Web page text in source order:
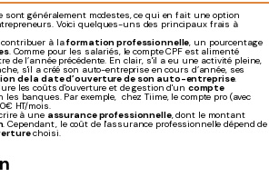
généralement modestes, ce qui en fait une option
Voici quelques-uns des principaux frais à
contribuer à laformation professionnelle, un pourcentage
. Comme pour les salariés, le compte CPF est alimenté
de l’année précédente. En clair, s'il a eu une activité pleine,
s'il a créé son auto-entreprise en cours d’année, ses
de la date d’ouverture de son auto-entreprise.
les coûts d'ouverture et de gestion d'un compte
banques. Par exemple, chez Tiime, le compte pro (avec
HT/mois.
à une assurance professionnelle, dont le montant
. Cependant, le coût de l'assurance professionnelle dépend de
choisi.